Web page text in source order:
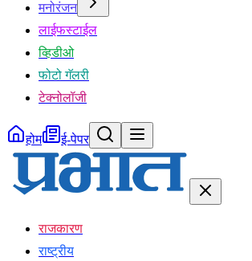
मनोरंजन
लाईफस्टाईल
व्हिडीओ
फोटो गॅलरी
टेक्नोलॉजी
होम ई-पेपर
राजकारण
राष्ट्रीय